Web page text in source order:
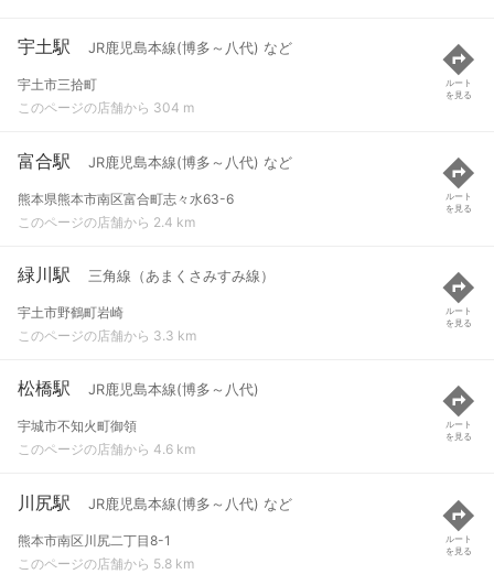
宇土駅 JR鹿児島本線(博多～八代) など
宇土市三拾町
このページの店舗から 304 m
ルート
を見る
富合駅 JR鹿児島本線(博多～八代) など
熊本県熊本市南区富合町志々水63-6
このページの店舗から 2.4 km
ルート
を見る
緑川駅 三角線（あまくさみすみ線）
宇土市野鶴町岩崎
このページの店舗から 3.3 km
ルート
を見る
松橋駅 JR鹿児島本線(博多～八代)
宇城市不知火町御領
このページの店舗から 4.6 km
ルート
を見る
川尻駅 JR鹿児島本線(博多～八代) など
熊本市南区川尻二丁目8-1
このページの店舗から 5.8 km
ルート
を見る